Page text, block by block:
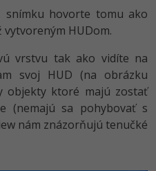
snímku hovorte tomu ako
vytvoreným HUDom.
vrstvu tak ako vidíte na
svoj HUD (na obrázku
objekty ktoré majú zostať
(nemajú sa pohybovať s
nám znázorňujú tenučké